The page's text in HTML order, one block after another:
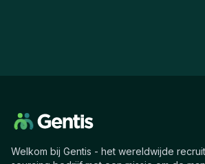
Welkom bij Gentis - het wereldwijde